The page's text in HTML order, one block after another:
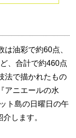
油彩で約60点、
、合計で約460点
法で描かれたもの
アニエールの水
ト島の日曜日の午
します。